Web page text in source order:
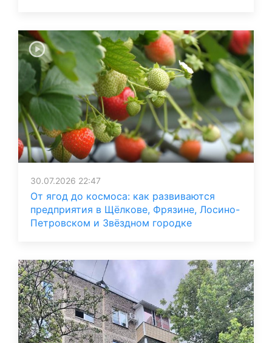
30.07.2026 22:47
От ягод до космоса: как развиваются
предприятия в Щёлкове, Фрязине, Лосино-
Петровском и Звёздном городке